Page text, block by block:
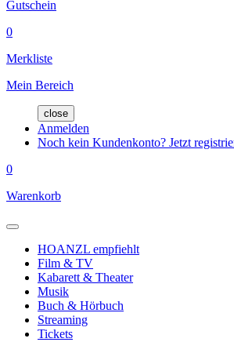
Gutschein
0
Merkliste
Mein Bereich
close
Anmelden
Noch kein Kundenkonto? Jetzt
0
Warenkorb
HOANZL empfiehlt
Film & TV
Kabarett & Theater
Musik
Buch & Hörbuch
Streaming
Tickets